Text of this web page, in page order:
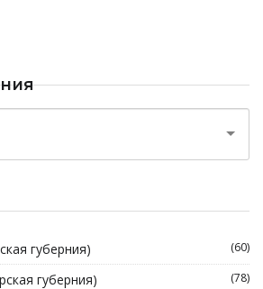
губерния) (60)
губерния) (78)